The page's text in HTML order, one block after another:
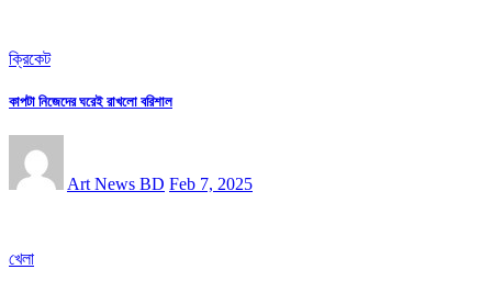
ক্রিকেট
কাপটা নিজেদের ঘরেই রাখলো বরিশাল
Art News BD Feb 7, 2025
খেলা